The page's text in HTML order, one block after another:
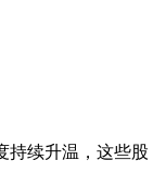
持续升温，这些股